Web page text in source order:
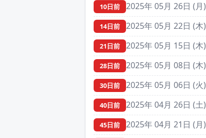
10日前 2025年 05月 26日 (月)
14日前 2025年 05月 22日 (木)
21日前 2025年 05月 15日 (木)
28日前 2025年 05月 08日 (木)
30日前 2025年 05月 06日 (火)
40日前 2025年 04月 26日 (土)
45日前 2025年 04月 21日 (月)